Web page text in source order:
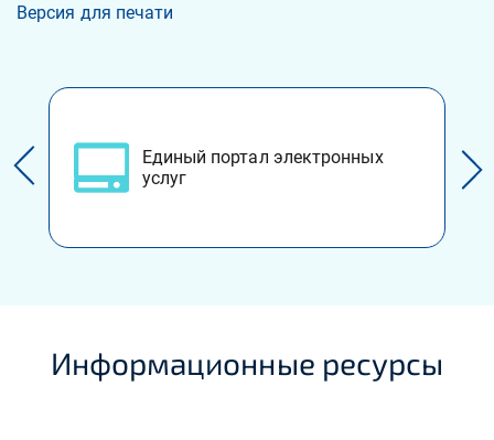
Версия для печати
Единый портал электронных
услуг
Информационные ресурсы